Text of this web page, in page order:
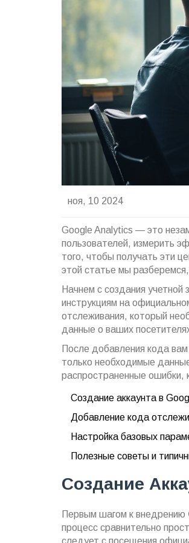
ноя, 10 2024
Google Analytics — это
пользователей, измерить
того, чтобы получать эти
этой статье мы
Начнем с создания
инструкциям на
отслеживания, который
данные о ваших
После добавления кода
только необходимые
распространенные ошибки,
Создание аккаунта в
Добавление кода
Настройка базовых
Полезные советы и
Создание
Первым шагом к внедрению
процесс сравнительно
следует с посещения